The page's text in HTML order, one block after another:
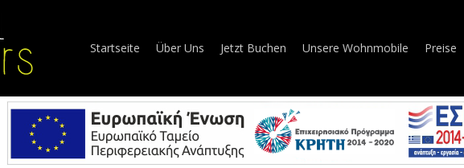
Startseite Über Uns Jetzt Buchen Unsere Wohnmobile Preise